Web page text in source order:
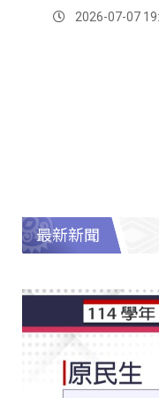
2026-07-07
最新新聞